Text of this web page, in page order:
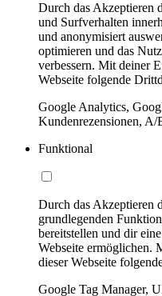
Durch das Akzeptieren
und Surfverhalten
und anonymisiert
optimieren und das
verbessern. Mit deiner
Webseite folgende
Google Analytics,
Kundenrezensionen, A/
Funktional
Durch das Akzeptieren
grundlegenden
bereitstellen und dir
Webseite ermöglichen.
dieser Webseite
Google Tag Manager,